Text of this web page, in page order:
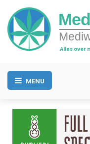
Alles over
MENU